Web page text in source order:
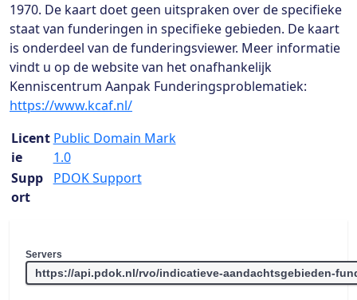
1970. De kaart doet geen uitspraken over de specifieke
staat van funderingen in specifieke gebieden. De kaart
is onderdeel van de funderingsviewer. Meer informatie
vindt u op de website van het onafhankelijk
Kenniscentrum Aanpak Funderingsproblematiek:
https://www.kcaf.nl/
Licent
ie
Public Domain Mark
1.0
Supp
ort
PDOK Support
Servers